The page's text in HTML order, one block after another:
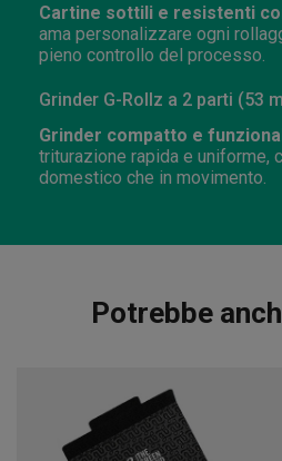
Cartine sottili e resistenti
ama personalizzare ogni
pieno controllo del processo.
Grinder G-Rollz a 2 parti (53
Grinder compatto e
triturazione rapida e uniforme,
domestico che in movimento.
Potrebbe